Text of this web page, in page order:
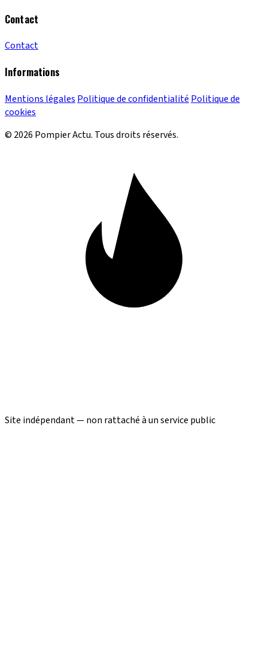
Contact
Contact
Informations
Mentions légales Politique de confidentialité Politique de
cookies
© 2026 Pompier Actu. Tous droits réservés.
Site indépendant — non rattaché à un service public